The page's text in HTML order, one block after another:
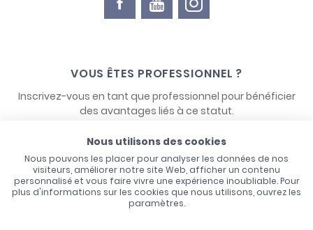
VOUS ÊTES PROFESSIONNEL ?
Inscrivez-vous en tant que professionnel pour bénéficier
des avantages liés à ce statut.
Nous utilisons des cookies
Nous pouvons les placer pour analyser les données de nos
visiteurs, améliorer notre site Web, afficher un contenu
personnalisé et vous faire vivre une expérience inoubliable. Pour
plus d'informations sur les cookies que nous utilisons, ouvrez les
paramètres.